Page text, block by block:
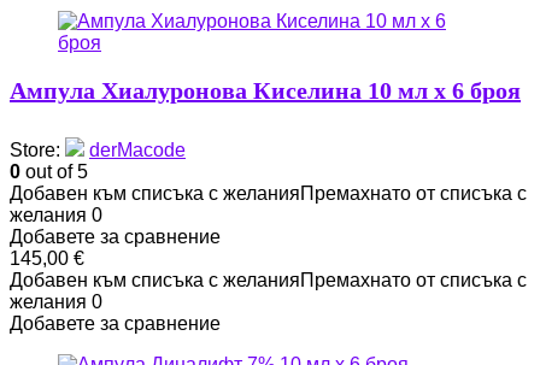
Ампула Хиалуронова Киселина 10 мл x 6 броя
Store:
derMacode
0 out of 5
Добавен към списъка с желанияПремахнато от списъка с
желания 0
Добавете за сравнение
145,00 €
Добавен към списъка с желанияПремахнато от списъка с
желания 0
Добавете за сравнение